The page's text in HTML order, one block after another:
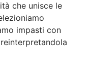
che unisce le
impasti con